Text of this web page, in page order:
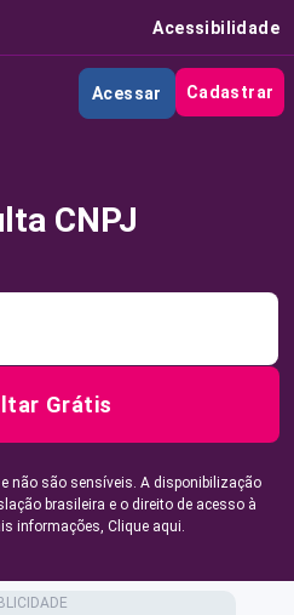
Acessibilidade
Acessar Cadastrar
CNPJ
Grátis
não são sensíveis. A disponibilização
brasileira e o direito de acesso à
informações, Clique aqui.